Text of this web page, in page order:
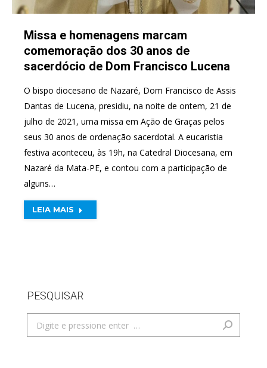
Missa e homenagens marcam
comemoração dos 30 anos de
sacerdócio de Dom Francisco Lucena
O bispo diocesano de Nazaré, Dom Francisco de Assis
Dantas de Lucena, presidiu, na noite de ontem, 21 de
julho de 2021, uma missa em Ação de Graças pelos
seus 30 anos de ordenação sacerdotal. A eucaristia
festiva aconteceu, às 19h, na Catedral Diocesana, em
Nazaré da Mata-PE, e contou com a participação de
alguns…
LEIA MAIS
PESQUISAR
Search: